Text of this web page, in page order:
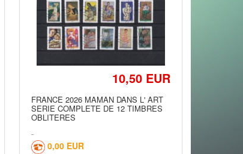
10,50 EUR
FRANCE 2026 MAMAN DANS L' ART
SERIE COMPLETE DE 12 TIMBRES
OBLITERES
0,00 EUR